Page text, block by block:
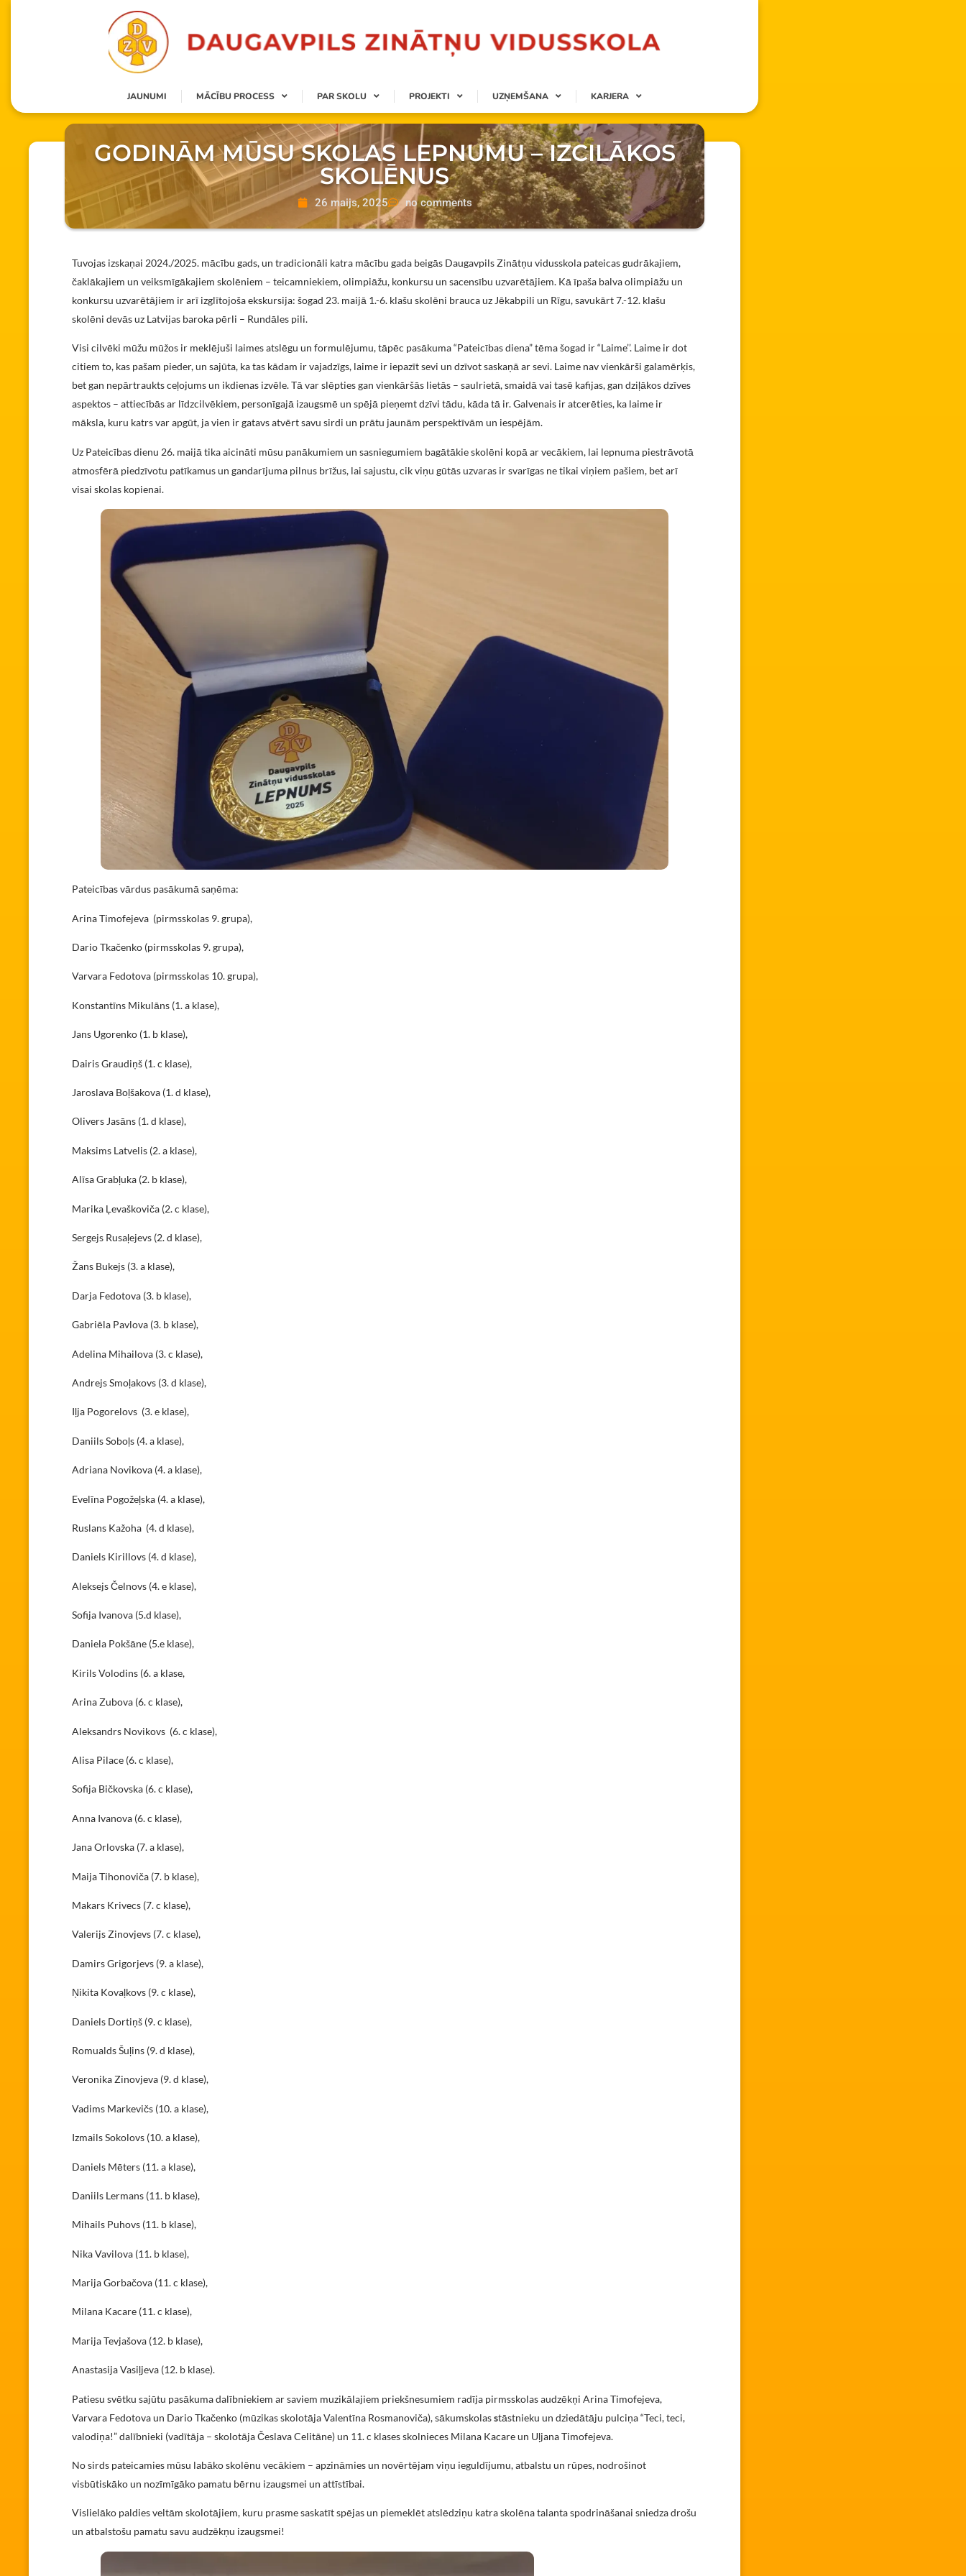
JAUNUMI MĀCĪBU PROCESS PAR SKOLU PROJEKTI UZŅEMŠANA KARJERA
GODINĀM MŪSU SKOLAS LEPNUMU – IZCILĀKOS
SKOLĒNUS
26 maijs, 2025 no comments
Tuvojas izskaņai 2024./2025. mācību gads, un tradicionāli katra mācību gada beigās Daugavpils Zinātņu vidusskola pateicas gudrākajiem,
čaklākajiem un veiksmīgākajiem skolēniem – teicamniekiem, olimpiāžu, konkursu un sacensību uzvarētājiem. Kā īpaša balva olimpiāžu un
konkursu uzvarētājiem ir arī izglītojoša ekskursija: šogad 23. maijā 1.-6. klašu skolēni brauca uz Jēkabpili un Rīgu, savukārt 7.-12. klašu
skolēni devās uz Latvijas baroka pērli – Rundāles pili.
Visi cilvēki mūžu mūžos ir meklējuši laimes atslēgu un formulējumu, tāpēc pasākuma “Pateicības diena” tēma šogad ir “Laime’’. Laime ir dot
citiem to, kas pašam pieder, un sajūta, ka tas kādam ir vajadzīgs, laime ir iepazīt sevi un dzīvot saskaņā ar sevi. Laime nav vienkārši galamērķis,
bet gan nepārtraukts ceļojums un ikdienas izvēle. Tā var slēpties gan vienkāršās lietās – saulrietā, smaidā vai tasē kafijas, gan dziļākos dzīves
aspektos – attiecībās ar līdzcilvēkiem, personīgajā izaugsmē un spējā pieņemt dzīvi tādu, kāda tā ir. Galvenais ir atcerēties, ka laime ir
māksla, kuru katrs var apgūt, ja vien ir gatavs atvērt savu sirdi un prātu jaunām perspektīvām un iespējām.
Uz Pateicības dienu 26. maijā tika aicināti mūsu panākumiem un sasniegumiem bagātākie skolēni kopā ar vecākiem, lai lepnuma piestrāvotā
atmosfērā piedzīvotu patīkamus un gandarījuma pilnus brīžus, lai sajustu, cik viņu gūtās uzvaras ir svarīgas ne tikai viņiem pašiem, bet arī
visai skolas kopienai.
Pateicības vārdus pasākumā saņēma:
Arina Timofejeva (pirmsskolas 9. grupa),
Dario Tkačenko (pirmsskolas 9. grupa),
Varvara Fedotova (pirmsskolas 10. grupa),
Konstantīns Mikulāns (1. a klase),
Jans Ugorenko (1. b klase),
Dairis Graudiņš (1. c klase),
Jaroslava Boļšakova (1. d klase),
Olivers Jasāns (1. d klase),
Maksims Latvelis (2. a klase),
Alīsa Grabļuka (2. b klase),
Marika Ļevaškoviča (2. c klase),
Sergejs Rusaļejevs (2. d klase),
Žans Bukejs (3. a klase),
Darja Fedotova (3. b klase),
Gabriēla Pavlova (3. b klase),
Adelina Mihailova (3. c klase),
Andrejs Smoļakovs (3. d klase),
Iļja Pogorelovs (3. e klase),
Daniils Soboļs (4. a klase),
Adriana Novikova (4. a klase),
Evelīna Pogožeļska (4. a klase),
Ruslans Kažoha (4. d klase),
Daniels Kirillovs (4. d klase),
Aleksejs Čelnovs (4. e klase),
Sofija Ivanova (5.d klase),
Daniela Pokšāne (5.e klase),
Kirils Volodins (6. a klase,
Arina Zubova (6. c klase),
Aleksandrs Novikovs (6. c klase),
Alisa Pilace (6. c klase),
Sofija Bičkovska (6. c klase),
Anna Ivanova (6. c klase),
Jana Orlovska (7. a klase),
Maija Tihonoviča (7. b klase),
Makars Krivecs (7. c klase),
Valerijs Zinovjevs (7. c klase),
Damirs Grigorjevs (9. a klase),
Ņikita Kovaļkovs (9. c klase),
Daniels Dortiņš (9. c klase),
Romualds Šuļins (9. d klase),
Veronika Zinovjeva (9. d klase),
Vadims Markevičs (10. a klase),
Izmails Sokolovs (10. a klase),
Daniels Mēters (11. a klase),
Daniils Lermans (11. b klase),
Mihails Puhovs (11. b klase),
Nika Vavilova (11. b klase),
Marija Gorbačova (11. c klase),
Milana Kacare (11. c klase),
Marija Tevjašova (12. b klase),
Anastasija Vasiļjeva (12. b klase).
Patiesu svētku sajūtu pasākuma dalībniekiem ar saviem muzikālajiem priekšnesumiem radīja pirmsskolas audzēkņi Arina Timofejeva,
Varvara Fedotova un Dario Tkačenko (mūzikas skolotāja Valentīna Rosmanoviča), sākumskolasstāstnieku un dziedātāju pulciņa “Teci, teci,
valodiņa!” dalībnieki (vadītāja – skolotāja Česlava Celitāne) un 11. c klases skolnieces Milana Kacare un Uļjana Timofejeva.
No sirds pateicamies mūsu labāko skolēnu vecākiem – apzināmies un novērtējam viņu ieguldījumu, atbalstu un rūpes, nodrošinot
visbūtiskāko un nozīmīgāko pamatu bērnu izaugsmei un attīstībai.
Vislielāko paldies veltām skolotājiem, kuru prasme saskatīt spējas un piemeklēt atslēdziņu katra skolēna talanta spodrināšanai sniedza drošu
un atbalstošu pamatu savu audzēkņu izaugsmei!